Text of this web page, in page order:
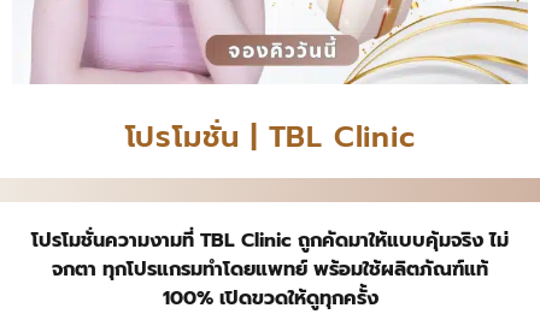
โปรโมชั่น | TBL Clinic
โปรโมชั่นความงามที่ TBL Clinic ถูกคัดมาให้แบบคุ้มจริง ไม่
จกตา ทุกโปรแกรมทำโดยแพทย์ พร้อมใช้ผลิตภัณฑ์แท้
100% เปิดขวดให้ดูทุกครั้ง